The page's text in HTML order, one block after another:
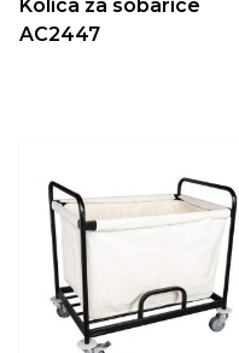
Kolica za sobarice
AC2447